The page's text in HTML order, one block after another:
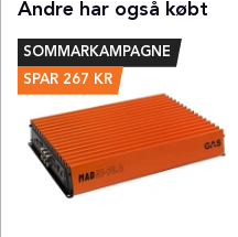
Andre har også købt
SOMMARKAMPAGNE
SPAR 267 KR